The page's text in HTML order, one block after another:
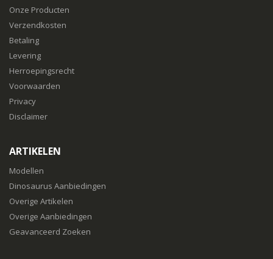
Onze Producten
Verzendkosten
Betaling
Levering
Herroepingsrecht
Voorwaarden
Privacy
Disclaimer
ARTIKELEN
Modellen
Dinosaurus Aanbiedingen
Overige Artikelen
Overige Aanbiedingen
Geavanceerd Zoeken